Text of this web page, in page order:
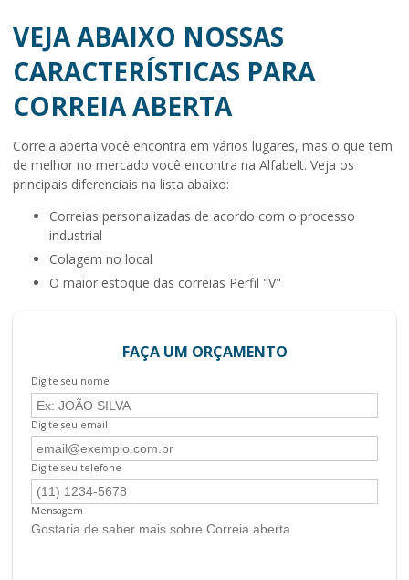
VEJA ABAIXO NOSSAS
CARACTERÍSTICAS PARA
CORREIA ABERTA
Correia aberta você encontra em vários lugares, mas o que tem
de melhor no mercado você encontra na Alfabelt. Veja os
principais diferenciais na lista abaixo:
correias personalizadas de acordo com o processo
industrial
colagem no local
o maior estoque das correias Perfil "V"
FAÇA UM ORÇAMENTO
Digite seu nome
Digite seu email
Digite seu telefone
Mensagem